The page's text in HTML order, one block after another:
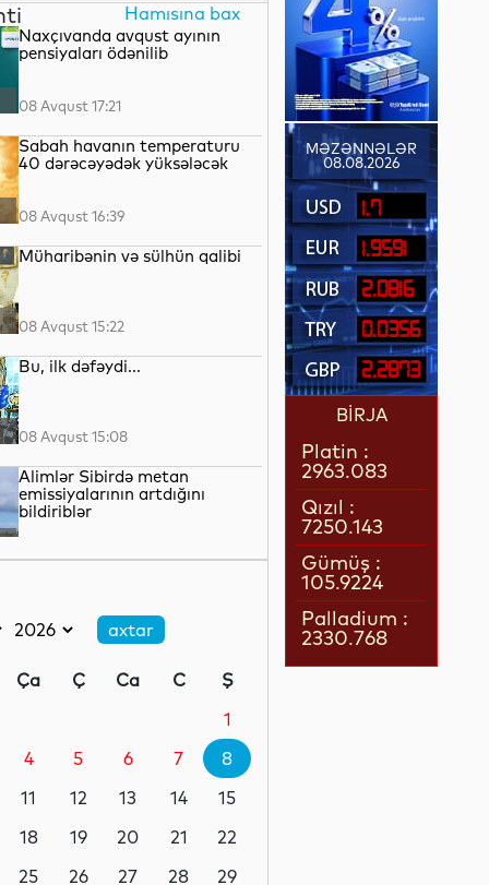
Hamısına bax
Naxçıvanda avqust ayının
pensiyaları ödənilib
08 Avqust 17:21
Sabah havanın temperaturu
40 dərəcəyədək yüksələcək
08 Avqust 16:39
Müharibənin və sülhün qalibi
08 Avqust 15:22
Bu, ilk dəfəydi...
08 Avqust 15:08
Alimlər Sibirdə metan
emissiyalarının artdığını
bildiriblər
Prezidenti İlham Əliyevə zəng
edib
borcları rekord həddə çatıb
08 Avqust 12:17
SDU rektorundan sumqayıtlı
08 Avqust 12:06
Ça Ç Ca C
Ş
1
4 5 6 7
8
11 12 13 14
15
18 19 20 21
22
25 26 27 28
29
MƏZƏNNƏLƏR
08.08.2026
1.7
1.9591
2.0816
0.0356
2.2873
BİRJA
Platin :
2963.083
Qızıl :
7250.143
Gümüş :
105.9224
Palladium :
2330.768